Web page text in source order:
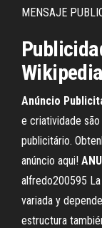
MENSAJE
Anúncio
e criatividade
publicitário.
anúncio aqui!
alfredo200595
variada y
estructura